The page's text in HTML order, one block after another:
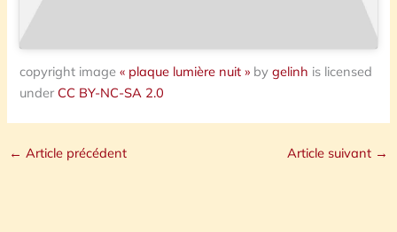
copyright image« plaque lumière nuit » bygelinh is licensed
under CC BY-NC-SA 2.0
← Article précédent Article suivant →